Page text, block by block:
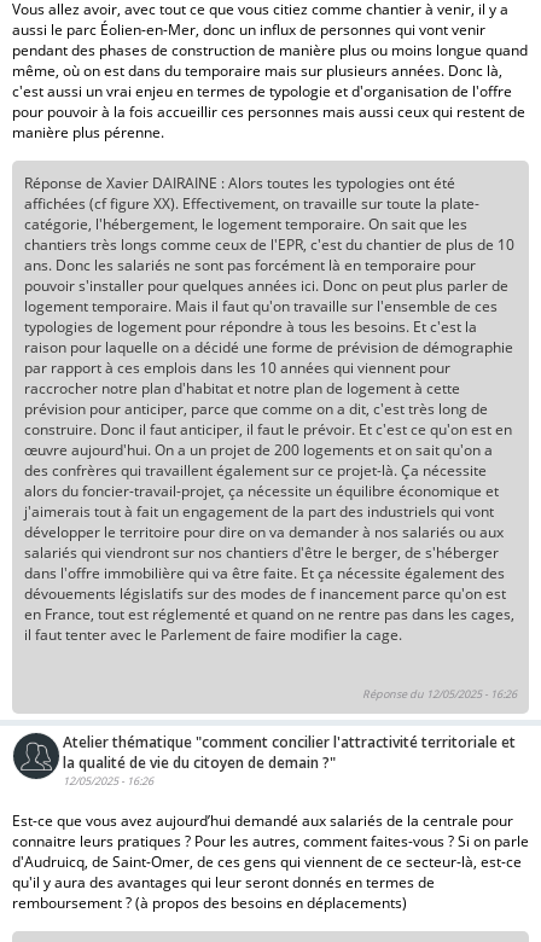
Vous allez avoir, avec tout ce que vous citiez comme chantier à venir, il y a
aussi le parc Éolien-en-Mer, donc un influx de personnes qui vont venir
pendant des phases de construction de manière plus ou moins longue quand
même, où on est dans du temporaire mais sur plusieurs années. Donc là,
c'est aussi un vrai enjeu en termes de typologie et d'organisation de l'offre
pour pouvoir à la fois accueillir ces personnes mais aussi ceux qui restent de
manière plus pérenne.
Réponse de Xavier DAIRAINE : Alors toutes les typologies ont été
affichées (cf figure XX). Effectivement, on travaille sur toute la plate-
catégorie, l'hébergement, le logement temporaire. On sait que les
chantiers très longs comme ceux de l'EPR, c'est du chantier de plus de 10
ans. Donc les salariés ne sont pas forcément là en temporaire pour
pouvoir s'installer pour quelques années ici. Donc on peut plus parler de
logement temporaire. Mais il faut qu'on travaille sur l'ensemble de ces
typologies de logement pour répondre à tous les besoins. Et c'est la
raison pour laquelle on a décidé une forme de prévision de démographie
par rapport à ces emplois dans les 10 années qui viennent pour
raccrocher notre plan d'habitat et notre plan de logement à cette
prévision pour anticiper, parce que comme on a dit, c'est très long de
construire. Donc il faut anticiper, il faut le prévoir. Et c'est ce qu'on est en
œuvre aujourd'hui. On a un projet de 200 logements et on sait qu'on a
des confrères qui travaillent également sur ce projet-là. Ça nécessite
alors du foncier-travail-projet, ça nécessite un équilibre économique et
j'aimerais tout à fait un engagement de la part des industriels qui vont
développer le territoire pour dire on va demander à nos salariés ou aux
salariés qui viendront sur nos chantiers d'être le berger, de s'héberger
dans l'offre immobilière qui va être faite. Et ça nécessite également des
dévouements législatifs sur des modes de f inancement parce qu'on est
en France, tout est réglementé et quand on ne rentre pas dans les cages,
il faut tenter avec le Parlement de faire modifier la cage.
Réponse du 12/05/2025 - 16:26
Atelier thématique "comment concilier l'attractivité territoriale et
la qualité de vie du citoyen de demain ?"
12/05/2025 - 16:26
Est-ce que vous avez aujourd’hui demandé aux salariés de la centrale pour
connaitre leurs pratiques ? Pour les autres, comment faites-vous ? Si on parle
d'Audruicq, de Saint-Omer, de ces gens qui viennent de ce secteur-là, est-ce
qu'il y aura des avantages qui leur seront donnés en termes de
remboursement ? (à propos des besoins en déplacements)